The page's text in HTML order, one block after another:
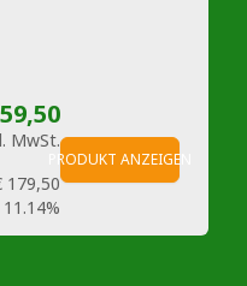
MwSt.
179,50
11.14%
PRODUKT ANZEIGEN